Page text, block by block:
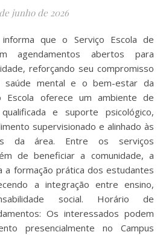
junho de 2026
agendamentos abertos para
reforçando seu compromisso
saúde mental e o bem-estar da
Escola oferece um ambiente de
e suporte psicológico,
supervisionado e alinhado às
da área. Entre os serviços
de beneficiar a comunidade, a
a formação prática dos estudantes
a integração entre ensino,
social. Horário de
Os interessados podem
presencialmente no Campus